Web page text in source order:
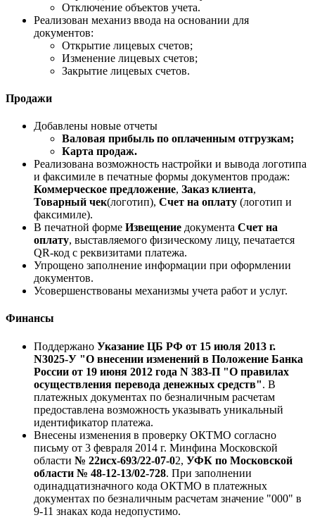
Отключение объектов учета.
Реализован механиз ввода на основании для
документов:
Открытие лицевых счетов;
Изменение лицевых счетов;
Закрытие лицевых счетов.
Продажи
Добавлены новые отчеты
Валовая прибыль по оплаченным отгрузкам;
Карта продаж.
Реализована возможность настройки и вывода логотипа
и факсимиле в печатные формы документов продаж:
Коммерческое предложение, Заказ клиента,
Товарный чек(логотип), Счет на оплату (логотип и
факсимиле).
В печатной форме Извещение документа Счет на
оплату, выставляемого физическому лицу, печатается
QR-код с реквизитами платежа.
Упрощено заполнение информации при оформлении
документов.
Усовершенствованы механизмы учета работ и услуг.
Финансы
Поддержано Указание ЦБ РФ от 15 июля 2013 г.
N3025-У "О внесении изменений в Положение Банка
России от 19 июня 2012 года N 383-П "О правилах
осуществления перевода денежных средств". В
платежных документах по безналичным расчетам
предоставлена возможность указывать уникальный
идентификатор платежа.
Внесены изменения в проверку ОКТМО согласно
письму от 3 февраля 2014 г. Минфина Московской
области № 22исх-693/22-07-02, УФК по Московской
области № 48-12-13/02-728. При заполнении
одинадцатизначного кода ОКТМО в платежных
документах по безналичным расчетам значение "000" в
9-11 знаках кода недопустимо.